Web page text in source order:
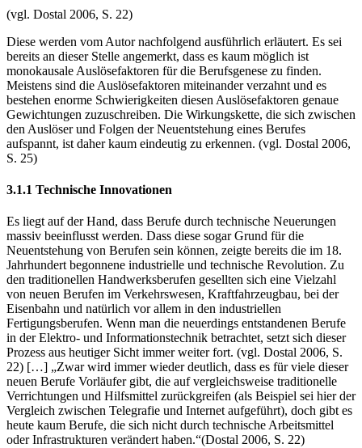
Diese werden vom Autor nachfolgend ausführlich erläutert. Es sei
bereits an dieser Stelle angemerkt, dass es kaum möglich ist
monokausale Auslösefaktoren für die Berufsgenese zu finden.
Meistens sind die Auslösefaktoren miteinander verzahnt und es
bestehen enorme Schwierigkeiten diesen Auslösefaktoren genaue
Gewichtungen zuzuschreiben. Die Wirkungskette, die sich zwischen
den Auslöser und Folgen der Neuentstehung eines Berufes
aufspannt, ist daher kaum eindeutig zu erkennen. (vgl. Dostal 2006,
Es liegt auf der Hand, dass Berufe durch technische Neuerungen
massiv beeinflusst werden. Dass diese sogar Grund für die
Neuentstehung von Berufen sein können, zeigte bereits die im 18.
Jahrhundert begonnene industrielle und technische Revolution. Zu
den traditionellen Handwerksberufen gesellten sich eine Vielzahl
von neuen Berufen im Verkehrswesen, Kraftfahrzeugbau, bei der
Eisenbahn und natürlich vor allem in den industriellen
Fertigungsberufen. Wenn man die neuerdings entstandenen Berufe
in der Elektro- und Informationstechnik betrachtet, setzt sich dieser
Prozess aus heutiger Sicht immer weiter fort. (vgl. Dostal 2006, S.
22) […] „Zwar wird immer wieder deutlich, dass es für viele dieser
neuen Berufe Vorläufer gibt, die auf vergleichsweise traditionelle
Verrichtungen und Hilfsmittel zurückgreifen (als Beispiel sei hier der
Vergleich zwischen Telegrafie und Internet aufgeführt), doch gibt es
heute kaum Berufe, die sich nicht durch technische Arbeitsmittel